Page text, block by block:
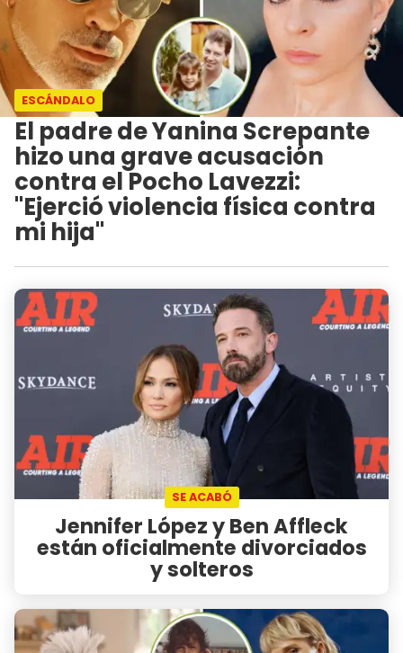
ESCÁNDALO
El padre de Yanina Screpante
hizo una grave acusación
contra el Pocho Lavezzi:
"Ejerció violencia física contra
mi hija"
SE ACABÓ
Jennifer López y Ben Affleck
están oficialmente divorciados
y solteros